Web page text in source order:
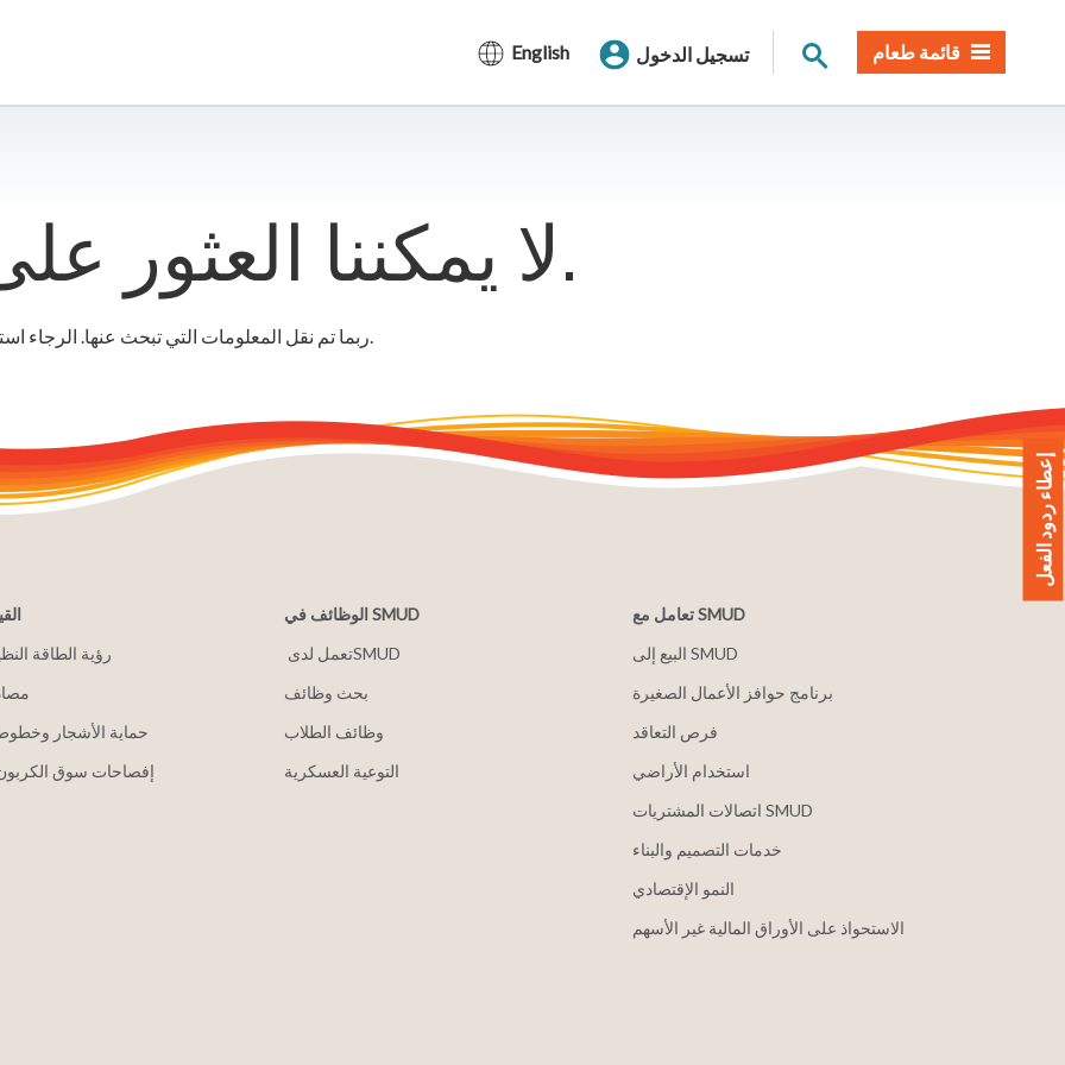
English تسجيل الدخول بحث الموقعقائمة طعام
لا يمكننا العثور على تلك الصفحة.
ربما تم نقل المعلومات التي تبحث عنها. الرجاء استخدام شريط البحث أو القائمة للمساعدة في العثور عليه.
2030 رؤية الطاقة
حماية الأشجار وخطوط
إفصاحات سوق
الوظائف في SMUD
بحث وظائف
وظائف الطلاب
التوعية العسكرية
تعامل مع SMUD
البيع إلى SMUD
برنامج حوافز الأعمال الصغيرة
فرص التعاقد
استخدام الأراضي
اتصالات المشتريات SMUD
خدمات التصميم والبناء
النمو الإقتصادي
الاستحواذ على الأوراق المالية غير الأسهم
إعطاء ردود الفعل